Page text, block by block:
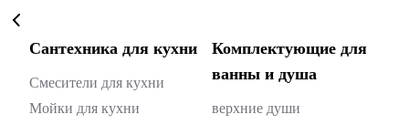
Сантехника для кухни
Смесители для кухни
Мойки для кухни
Комплектующие для
ванны и душа
верхние души